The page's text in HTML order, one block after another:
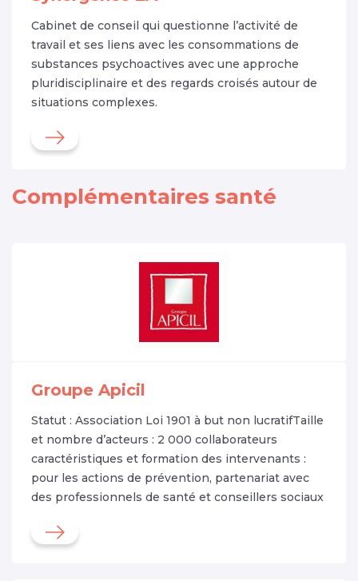
Cabinet de conseil qui questionne l’activité de
travail et ses liens avec les consommations de
substances psychoactives avec une approche
pluridisciplinaire et des regards croisés autour de
situations complexes.
Complémentaires santé
Groupe Apicil
Statut : Association Loi 1901 à but non lucratifTaille
et nombre d’acteurs : 2 000 collaborateurs
caractéristiques et formation des intervenants :
pour les actions de prévention, partenariat avec
des professionnels de santé et conseillers sociaux